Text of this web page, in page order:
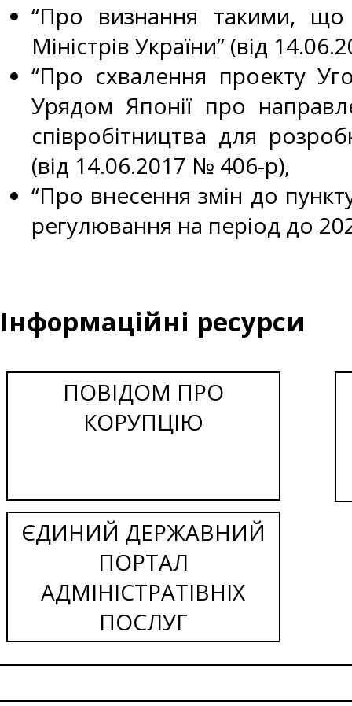
“Про визнання такими, що
Міністрів України” (від
“Про схвалення проекту
Урядом Японії про
співробітництва для
(від 14.06.2017 № 406-р),
“Про внесення змін до
регулювання на період до
Інформаційні ресурси
ПОВІДОМ ПРО
КОРУПЦІЮ
ЄДИНИЙ ДЕРЖАВНИЙ
ПОРТАЛ
АДМІНІСТРАТІВНІХ
ПОСЛУГ